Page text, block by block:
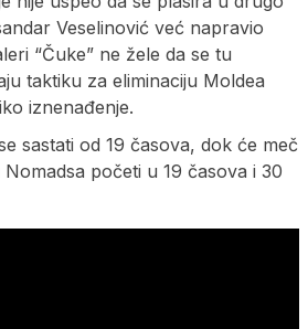
Veselinović već napravio
“Čuke” ne žele da se tu
taktiku za eliminaciju Moldea
iznenađenje.
sastati od 19 časova, dok će meč
početi u 19 časova i 30